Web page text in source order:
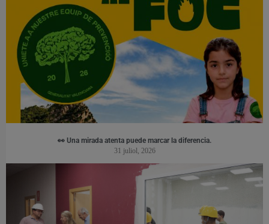
👀 Una mirada atenta puede marcar la diferencia.
31 juliol, 2026